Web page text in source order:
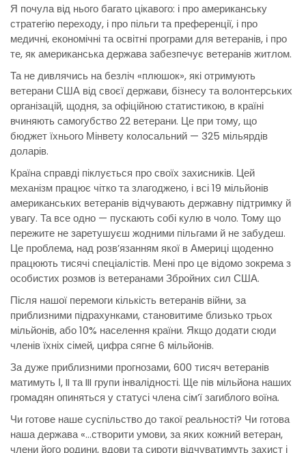
Я почула від нього багато цікавого: і про американську
стратегію переходу, і про пільги та преференції, і про
медичні, економічні та освітні програми для ветеранів, і про
те, як американська держава забезпечує ветеранів житлом.
Та не дивлячись на безліч «плюшок», які отримують
ветерани США від своєї держави, бізнесу та волонтерських
організацій, щодня, за офіційною статистикою, в країні
вчиняють самогубство 22 ветерани. Це при тому, що
бюджет їхнього Мінвету колосальний — 325 мільярдів
доларів.
Країна справді піклується про своїх захисників. Цей
механізм працює чітко та злагоджено, і всі 19 мільйонів
американських ветеранів відчувають державну підтримку й
увагу. Та все одно — пускають собі кулю в чоло. Тому що
пережите не заретушуєш жодними пільгами й не забудеш.
Це проблема, над розв’язанням якої в Америці щоденно
працюють тисячі спеціалістів. Мені про це відомо зокрема з
особистих розмов із ветеранами Збройних сил США.
Після нашої перемоги кількість ветеранів війни, за
приблизними підрахунками, становитиме близько трьох
мільйонів, або 10% населення країни. Якщо додати сюди
членів їхніх сімей, цифра сягне 6 мільйонів.
За дуже приблизними прогнозами, 600 тисяч ветеранів
матимуть І, II та III групи інвалідності. Ще пів мільйона наших
громадян опиняться у статусі члена сім’ї загиблого воїна.
Чи готове наше суспільство до такої реальності? Чи готова
наша держава «…створити умови, за яких кожний ветеран,
члени його родини, вдови та сироти відчуватимуть захист і